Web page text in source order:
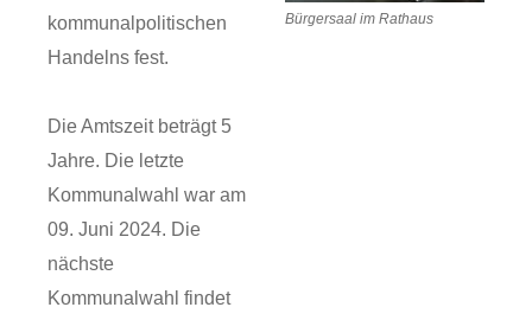
kommunalpolitischen
Handelns fest.
Die Amtszeit beträgt 5
Jahre. Die letzte
Kommunalwahl war am
09. Juni 2024. Die
nächste
Kommunalwahl findet
Bürgersaal im Rathaus